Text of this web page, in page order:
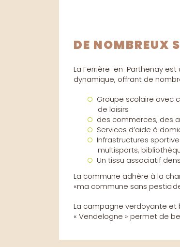
DE NOMBREUX
La Ferrière-en-Parthenay
dynamique, offrant de
Groupe scolaire avec
de loisirs
des commerces, des
Services d’aide à
Infrastructures
multisports,
Un tissu associatif
La commune adhère à la charte
«ma commune sans
La campagne verdoyante et
« Vendelogne » permet de